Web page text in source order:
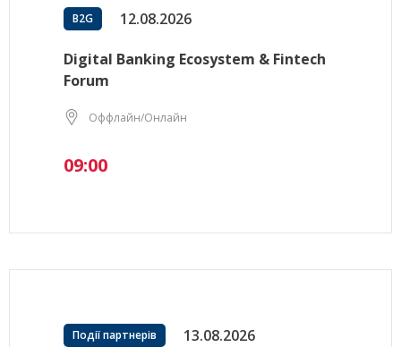
B2G 12.08.2026
Digital Banking Ecosystem & Fintech
Forum
Оффлайн/Онлайн
09:00
Події партнерів 13.08.2026